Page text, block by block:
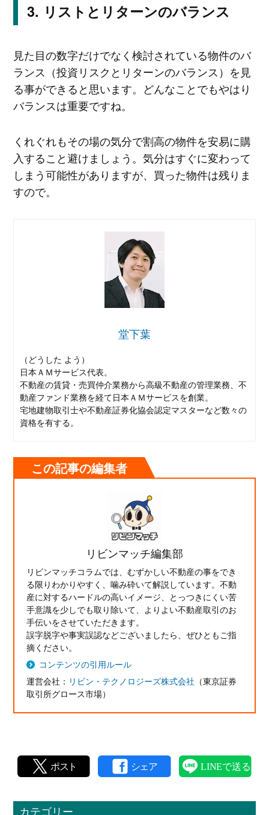
リストとリターンのバランス
見た目の数字だけでなく検討されている物件のバ
ランス（投資リスクとリターンのバランス）を見
る事ができると思います。どんなことでもやはり
バランスは重要ですね。
くれぐれもその場の気分で割高の物件を安易に購
入すること避けましょう。気分はすぐに変わって
しまう可能性がありますが、買った物件は残りま
すので。
堂下葉
（どうした よう）
日本ＡＭサービス代表。
不動産の賃貸・売買仲介業務から高級不動産の管理業務、不
動産ファンド業務を経て日本ＡＭサービスを創業。
宅地建物取引士や不動産証券化協会認定マスターなど数々の
資格を有する。
この記事の編集者
リビンマッチ編集部
リビンマッチコラムでは、むずかしい不動産の事をでき
る限りわかりやすく、噛み砕いて解説しています。不動
産に対するハードルの高いイメージ、とっつきにくい苦
手意識を少しでも取り除いて、よりよい不動産取引のお
手伝いをさせていただきます。
誤字脱字や事実誤認などございましたら、ぜひともご指
摘ください。
コンテンツの引用ルール
運営会社： リビン・テクノロジーズ株式会社 （東京証券
取引所グロース市場）
カテゴリー